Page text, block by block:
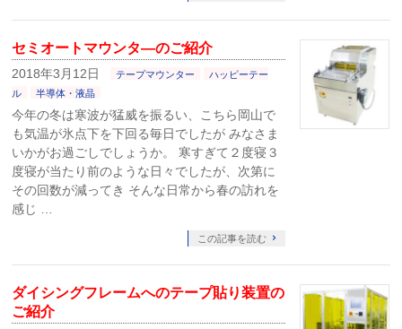
セミオートマウンタ―のご紹介
2018年3月12日 テープマウンター
ハッピーテー
ル
半導体・液晶
今年の冬は寒波が猛威を振るい、こちら岡山で
も気温が氷点下を下回る毎日でしたが みなさま
いかがお過ごしでしょうか。 寒すぎて２度寝３
度寝が当たり前のような日々でしたが、次第に
その回数が減ってき そんな日常から春の訪れを
感じ …
この記事を読む
ダイシングフレームへのテープ貼り装置の
ご紹介